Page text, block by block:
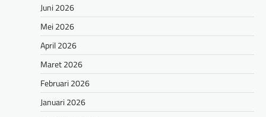
Juni 2026
Mei 2026
April 2026
Maret 2026
Februari 2026
Januari 2026